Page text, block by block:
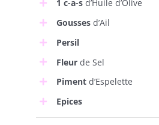
1 c-a-sd’Huile d’Olive
Goussesd’Ail
Persil
Fleurde Sel
Pimentd’Espelette
Epices